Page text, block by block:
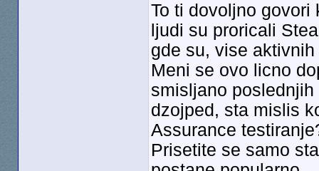
To ti dovoljno govori
ljudi su proricali
gde su, vise
Meni se ovo licno
smisljano
dzojped, sta mislis
Assurance
Prisetite se samo